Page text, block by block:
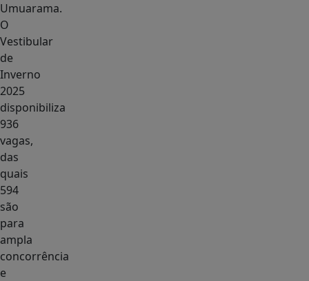
Umuarama.
O
Vestibular
de
Inverno
2025
disponibiliza
936
vagas,
das
quais
594
são
para
ampla
concorrência
e